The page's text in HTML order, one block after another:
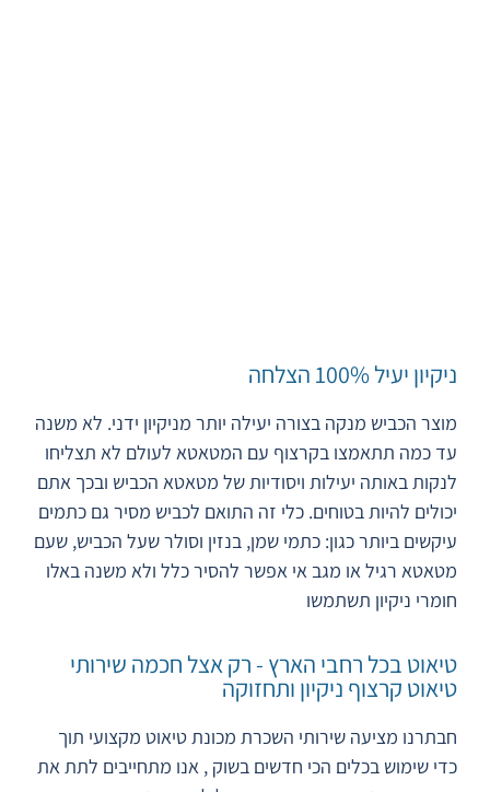
ניקיון יעיל 100% הצלחה
מוצר הכביש מנקה בצורה יעילה יותר מניקיון ידני. לא משנה
עד כמה תתאמצו בקרצוף עם המטאטא לעולם לא תצליחו
לנקות באותה יעילות ויסודיות של מטאטא הכביש ובכך אתם
יכולים להיות בטוחים. כלי זה התואם לכביש מסיר גם כתמים
עיקשים ביותר כגון: כתמי שמן, בנזין וסולר שעל הכביש, שעם
מטאטא רגיל או מגב אי אפשר להסיר כלל ולא משנה באלו
חומרי ניקיון תשתמשו
טיאוט בכל רחבי הארץ - רק אצל חכמה שירותי
טיאוט קרצוף ניקיון ותחזוקה
חבתרנו מציעה שירותי השכרת מכונת טיאוט מקצועי תוך
כדי שימוש בכלים הכי חדשים בשוק , אנו מתחייבים לתת את